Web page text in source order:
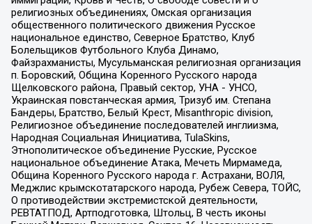
религиозных объединениях, Омская организация
общественного политического движения Русское
национальное единство, Северное Братство, Клуб
Болельщиков Футбольного Клуба Динамо,
Файзрахманисты, Мусульманская религиозная организация
п. Боровский, Община Коренного Русского народа
Щелковского района, Правый сектор, УНА - УНСО,
Украинская повстанческая армия, Тризуб им. Степана
Бандеры, Братство, Белый Крест, Misanthropic division,
Религиозное объединение последователей инглиизма,
Народная Социальная Инициатива, TulaSkins,
Этнополитическое объединение Русские, Русское
национальное объединение Атака, Мечеть Мирмамеда,
Община Коренного Русского народа г. Астрахани, ВОЛЯ,
Меджлис крымскотатарского народа, Рубеж Севера, ТОЙС,
О противодействии экстремистской деятельности,
РЕВТАТПОД, Артподготовка, Штольц, В честь иконы